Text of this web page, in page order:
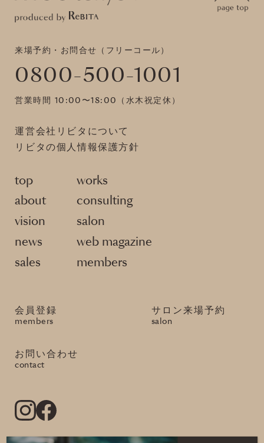
来場予約・お問合せ（フリーコール）
0800-500-1001
営業時間 10:00〜18:00（水木祝定休）
運営会社リビタについて
リビタの個人情報保護方針
top
works
about
consulting
vision
salon
news
web magazine
sales
members
会員登録
members
サロン来場予約
salon
お問い合わせ
contact